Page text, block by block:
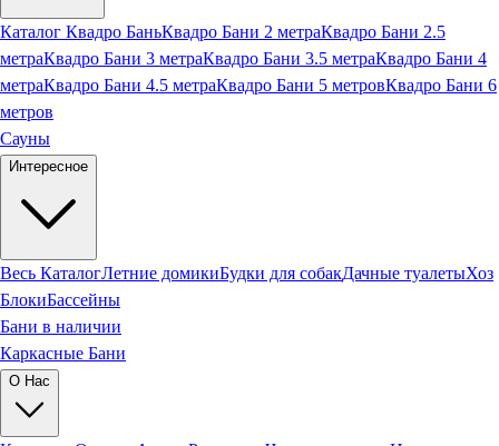
Каталог Квадро БаньКвадро Бани 2 метраКвадро Бани 2.5
метраКвадро Бани 3 метраКвадро Бани 3.5 метраКвадро Бани 4
метраКвадро Бани 4.5 метраКвадро Бани 5 метровКвадро Бани 6
метров
Сауны
Интересное
Весь КаталогЛетние домикиБудки для собакДачные туалетыХоз
БлокиБассейны
Бани в наличии
Каркасные Бани
О Нас